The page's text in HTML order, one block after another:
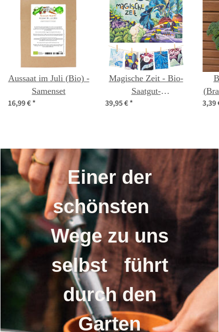
Aussaat im Juli (Bio) -
Samenset
16,99 €*
Magische Zeit - Bio-
Saatgut-
Adventskalender -
39,95 €* 3,39
Einer der
schönsten
Wege zu uns
selbst führt
durch den
Garten